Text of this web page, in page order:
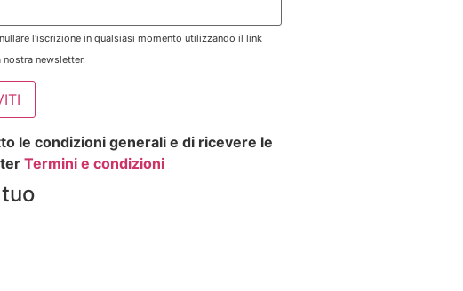
l'iscrizione in qualsiasi momento utilizzando il link
nostra newsletter.
le condizioni generali e di ricevere le
Termini e condizioni